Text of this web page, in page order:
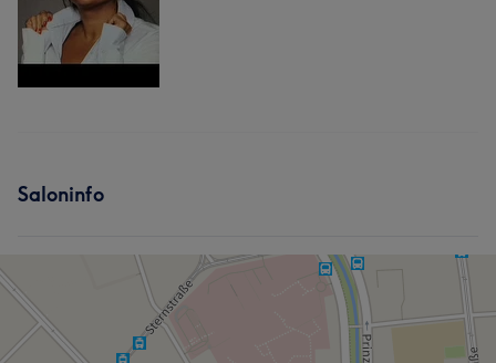
Saloninfo